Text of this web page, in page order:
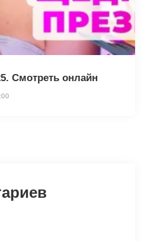
Смотреть онлайн